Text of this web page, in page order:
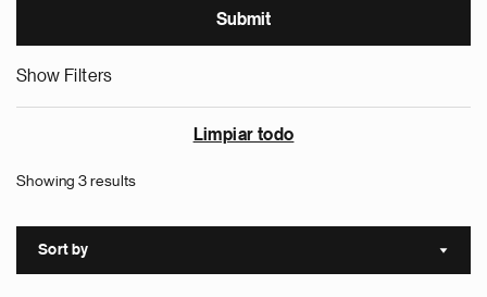
Show Filters
Limpiar todo
Showing 3 results
Sort by Sort